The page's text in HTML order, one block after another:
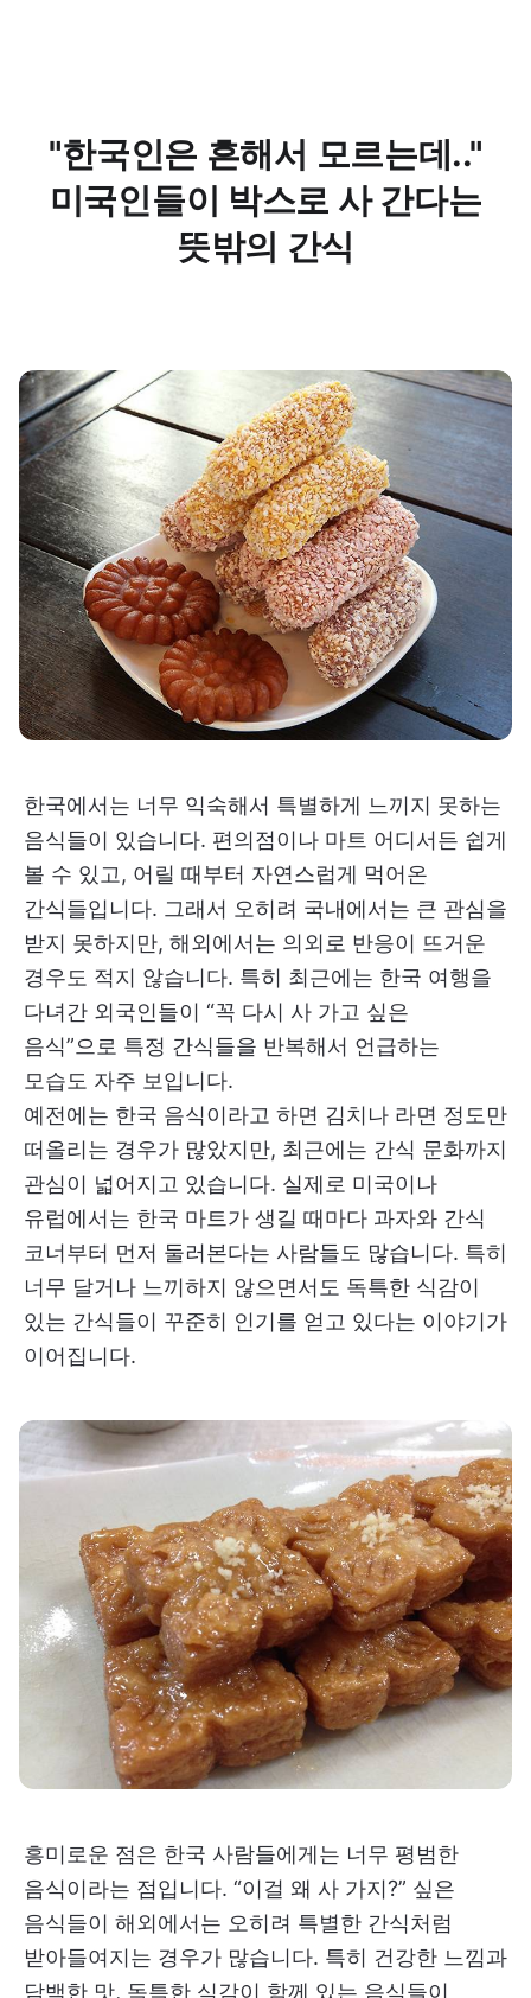
"한국인은 흔해서 모르는데.."
미국인들이 박스로 사 간다는
뜻밖의 간식
한국에서는 너무 익숙해서 특별하게 느끼지 못하는
음식들이 있습니다. 편의점이나 마트 어디서든 쉽게
볼 수 있고, 어릴 때부터 자연스럽게 먹어온
간식들입니다. 그래서 오히려 국내에서는 큰 관심을
받지 못하지만, 해외에서는 의외로 반응이 뜨거운
경우도 적지 않습니다. 특히 최근에는 한국 여행을
다녀간 외국인들이 “꼭 다시 사 가고 싶은
음식”으로 특정 간식들을 반복해서 언급하는
모습도 자주 보입니다.
예전에는 한국 음식이라고 하면 김치나 라면 정도만
떠올리는 경우가 많았지만, 최근에는 간식 문화까지
관심이 넓어지고 있습니다. 실제로 미국이나
유럽에서는 한국 마트가 생길 때마다 과자와 간식
코너부터 먼저 둘러본다는 사람들도 많습니다. 특히
너무 달거나 느끼하지 않으면서도 독특한 식감이
있는 간식들이 꾸준히 인기를 얻고 있다는 이야기가
이어집니다.
흥미로운 점은 한국 사람들에게는 너무 평범한
음식이라는 점입니다. “이걸 왜 사 가지?” 싶은
음식들이 해외에서는 오히려 특별한 간식처럼
받아들여지는 경우가 많습니다. 특히 건강한 느낌과
담백한 맛, 독특한 식감이 함께 있는 음식들이